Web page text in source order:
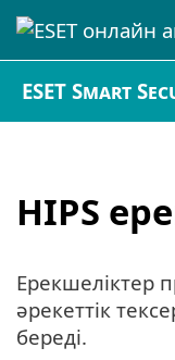
ESET Smart
HIPS
Ерекшеліктер
әрекеттік
береді.